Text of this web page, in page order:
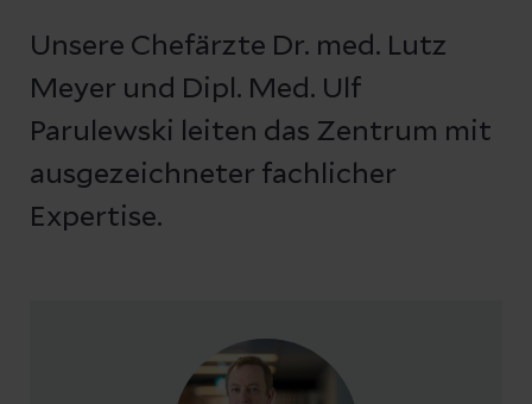
Unsere Chefärzte Dr. med. Lutz
Meyer und Dipl. Med. Ulf
Parulewski leiten das Zentrum mit
ausgezeichneter fachlicher
Expertise.